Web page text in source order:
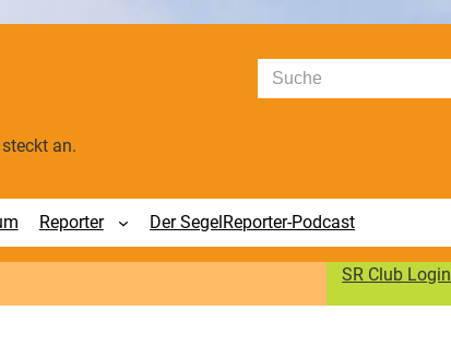
Suchen
an.
Reporter Der SegelReporter-Podcast
SR Club Login